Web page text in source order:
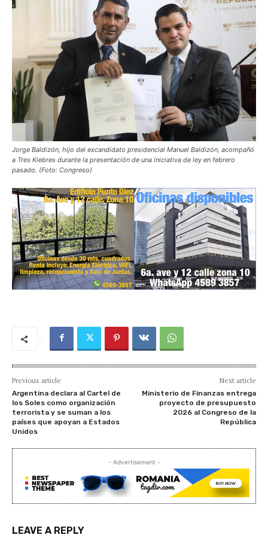
Jorge Baldizón, hijo del excandidato presidencial Manuel Baldizón, acompañó
a Tres Kiebres durante la presentación de una iniciativa de ley en febrero
pasado. (Foto: Congreso)
Previous article
Argentina declara al Cartel de
los Soles como organización
terrorista y se suman a los
países que apoyan a Estados
Unidos
Next article
Ministerio de Finanzas entrega
proyecto de presupuesto
2026 al Congreso de la
República
- Advertisement -
LEAVE A REPLY